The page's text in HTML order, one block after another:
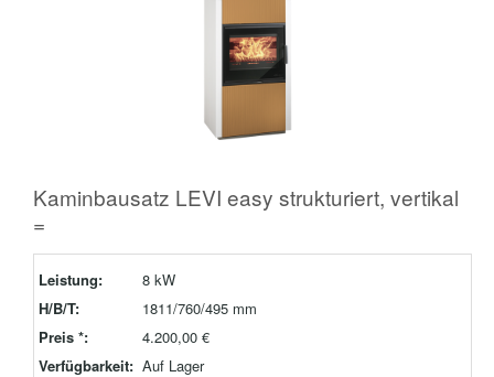
Kaminbausatz LEVI easy strukturiert, vertikal
=
Leistung:
8 kW
H/B/T:
1811/760/495 mm
Preis *:
4.200,00 €
Verfügbarkeit: Auf Lager